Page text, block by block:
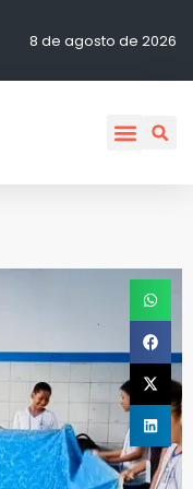
8 de agosto de 2026